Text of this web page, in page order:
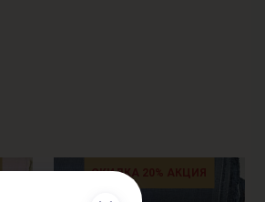
СКИДКА 20% АКЦИЯ